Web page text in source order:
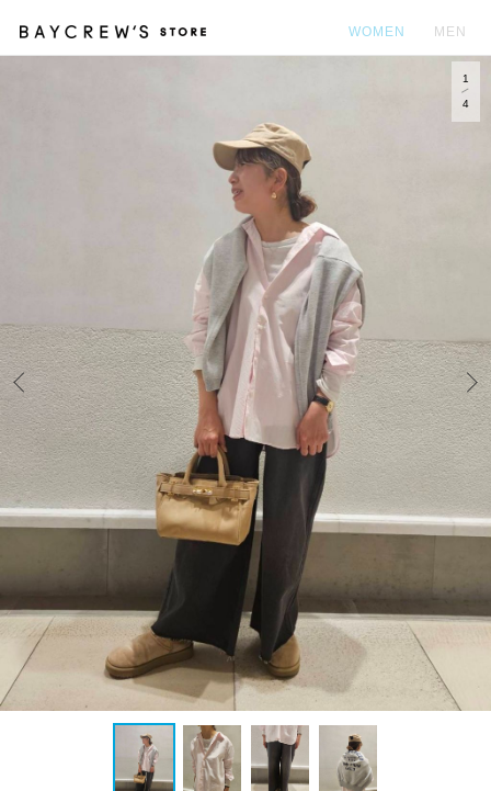
WOMEN MEN
Prev
1
4